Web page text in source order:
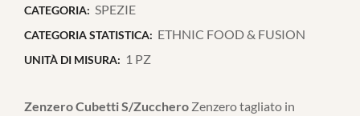
CATEGORIA: SPEZIE
CATEGORIA STATISTICA: ETHNIC FOOD & FUSION
UNITÀ DI MISURA: 1 PZ
Zenzero Cubetti S/Zucchero Zenzero tagliato in